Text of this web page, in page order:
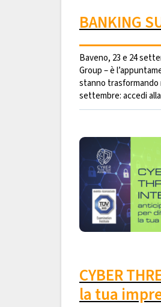
BANKING
Baveno, 23 e 24
Group – è
stanno trasformando
settembre: accedi
CYBER
la tua